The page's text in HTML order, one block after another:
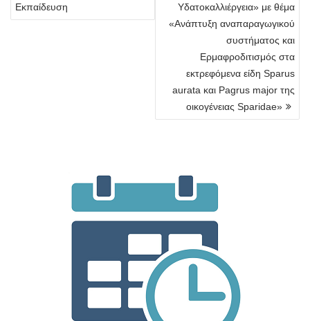
Εκπαίδευση
Υδατοκαλλιέργεια» με θέμα
«Ανάπτυξη αναπαραγωγικού
συστήματος και
Ερμαφροδιτισμός στα
εκτρεφόμενα είδη Sparus
aurata και Pagrus major της
οικογένειας Sparidae»